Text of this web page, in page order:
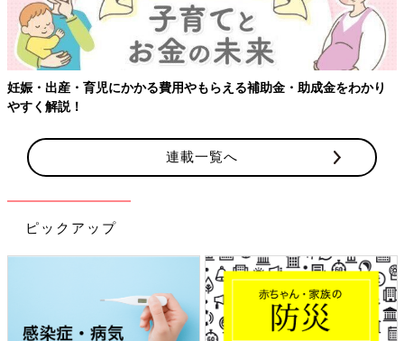
妊娠・出産・育児にかかる費用やもらえる補助金・助成金をわかり
やすく解説！
連載一覧へ
ピックアップ